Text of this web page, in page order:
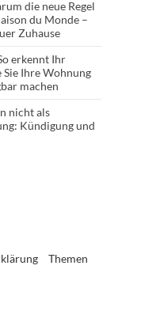
die neue Regel
du Monde –
Zuhause
erkennt Ihr
Sie Ihre Wohnung
machen
nicht als
Kündigung und
Themen